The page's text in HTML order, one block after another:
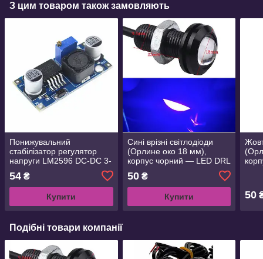
З цим товаром також замовляють
Понижувальний
стабілізатор регулятор
напруги LM2596 DC-DC 3-
54 ₴
Купити
Сині врізні світлодіоди
(Орлине око 18 мм),
корпус чорний — LED DRL
50₴
Купити 50
Подібні товари компанії